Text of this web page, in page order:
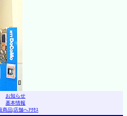
お知らせ
基本情報
商品|店舗へｱｸｾｽ